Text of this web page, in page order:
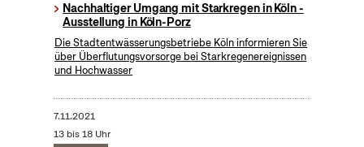
Nachhaltiger Umgang mit Starkregen in Köln -
Ausstellung in Köln-Porz
Die Stadtentwässerungsbetriebe Köln informieren Sie
über Überflutungsvorsorge bei Starkregenereignissen
und Hochwasser
7.11.2021
13 bis 18 Uhr